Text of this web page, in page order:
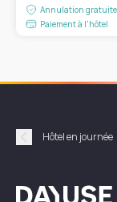
Annulation gratuite
Paiement à l'hôtel
Précédent
Hôtel en journée
Dayuse